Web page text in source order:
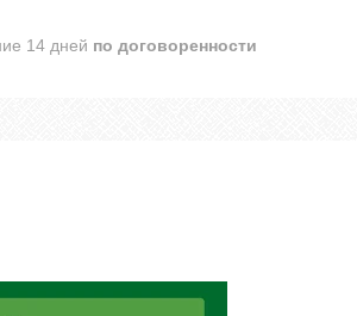
14 дней по договоренности